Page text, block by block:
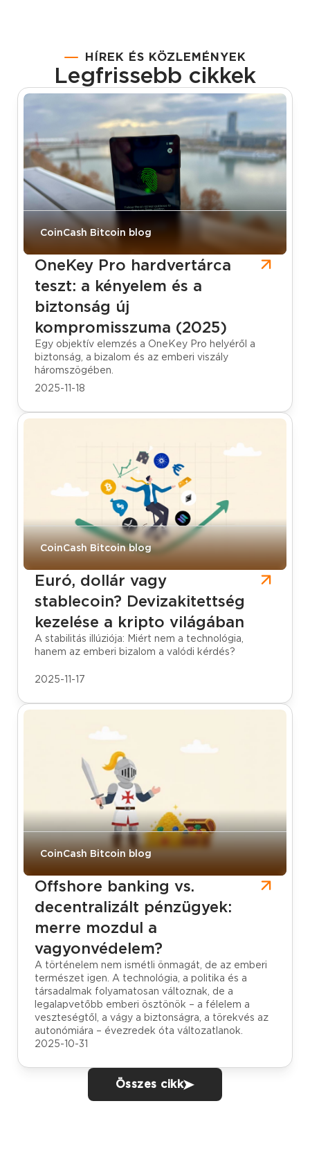
HÍREK ÉS KÖZLEMÉNYEK
Legfrissebb cikkek
CoinCash Bitcoin blog
OneKey Pro hardvertárca
teszt: a kényelem és a
biztonság új
kompromisszuma (2025)
Egy objektív elemzés a OneKey Pro helyéről a
biztonság, a bizalom és az emberi viszály
háromszögében.
2025-11-18
CoinCash Bitcoin blog
Euró, dollár vagy
stablecoin? Devizakitettség
kezelése a kripto világában
A stabilitás illúziója: Miért nem a technológia,
hanem az emberi bizalom a valódi kérdés?
2025-11-17
CoinCash Bitcoin blog
Offshore banking vs.
decentralizált pénzügyek:
merre mozdul a
vagyonvédelem?
A történelem nem ismétli önmagát, de az emberi
természet igen. A technológia, a politika és a
társadalmak folyamatosan változnak, de a
legalapvetőbb emberi ösztönök – a félelem a
veszteségtől, a vágy a biztonságra, a törekvés az
autonómiára – évezredek óta változatlanok.
2025-10-31
Összes cikk